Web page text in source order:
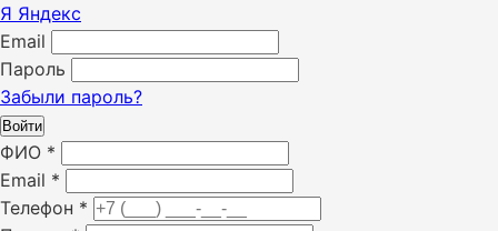
Я Яндекс
Email
Пароль
Забыли пароль?
Войти
ФИО *
Email *
Телефон *